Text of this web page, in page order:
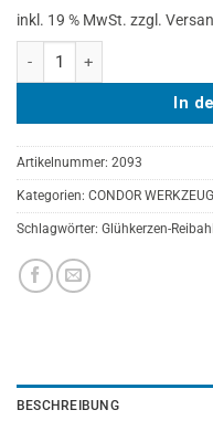
inkl. 19 % MwSt. zzgl.
In
Artikelnummer: 2093
Kategorien: CONDOR WERKZEUG
Schlagwörter: Glühkerzen-
BESCHREIBUNG